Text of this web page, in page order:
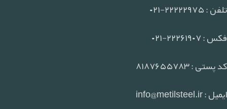
تلفن : ۲۲۲۲۲۹۷۵-۰۲۱
فکس : ۲۲۲۶۱۹۰۷-۰۲۱
کد پستی : ۸۱۸۷۶۵۵۷۸۳
ایمیل : info@metilsteel.ir